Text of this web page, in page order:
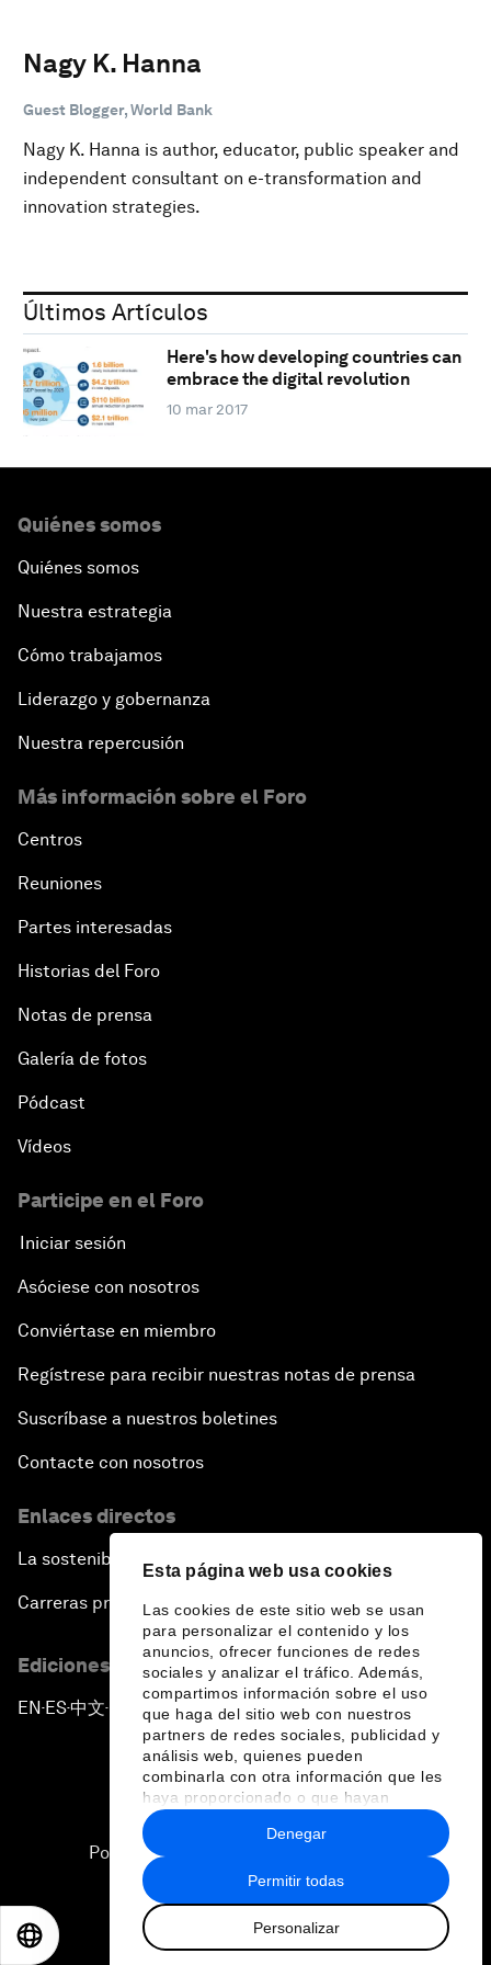
Esta página web usa cookies
Las cookies de este sitio web se usan
para personalizar el contenido y los
anuncios, ofrecer funciones de redes
sociales y analizar el tráfico. Además,
compartimos información sobre el uso
que haga del sitio web con nuestros
partners de redes sociales, publicidad y
análisis web, quienes pueden
combinarla con otra información que les
haya proporcionado o que hayan
recopilado a partir del uso que haya
hecho de sus servicios.
Permitir todas
Personalizar
Denegar
Nagy K. Hanna
Guest Blogger, World Bank
Nagy K. Hanna is author, educator, public speaker and
independent consultant on e-transformation and
innovation strategies.
Últimos Artículos
Here's how developing countries can
embrace the digital revolution
10 mar 2017
Quiénes somos
Quiénes somos
Nuestra estrategia
Cómo trabajamos
Liderazgo y gobernanza
Nuestra repercusión
Más información sobre el Foro
Centros
Reuniones
Partes interesadas
Historias del Foro
Notas de prensa
Galería de fotos
Pódcast
Vídeos
Participe en el Foro
Iniciar sesión
Asóciese con nosotros
Conviértase en miembro
Regístrese para recibir nuestras notas de prensa
Suscríbase a nuestros boletines
Contacte con nosotros
Enlaces directos
La sostenibilidad en el Foro
Carreras profesionales
Ediciones en otros idiomas
EN ▪ES▪中文▪ 日本語
Política de privacidad y normas de uso
Sitemap
2026 Foro Económico Mundial